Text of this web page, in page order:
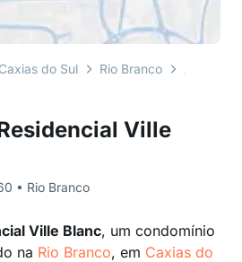
Ville
• Rio Branco
Ville Blanc, um condomínio
na Rio Branco, em Caxias do
Caxias do Sul Rio Branco